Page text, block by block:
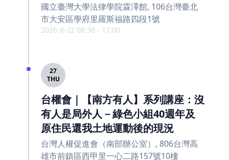
國立臺灣大學法律學院霖澤館, 106台灣臺北
市大安區學府里羅斯福路四段1號
2026-8-22 08:30 - 17:00
27
THU
台權會｜【南方有人】系列講座：沒
有人是局外人－綠色小組40週年及
原住民還我土地運動後的現況
台灣人權促進會（南部辦公室）, 806台灣高
雄市前鎮區西甲里一心二路157號10樓